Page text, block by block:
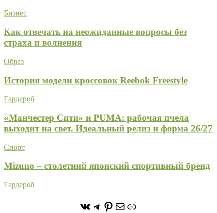
Бизнес
Как отвечать на неожиданные вопросы без
страха и волнения
Образ
История модели кроссовок Reebok Freestyle
Гардероб
«Манчестер Сити» и PUMA: рабочая пчела
выходит на свет. Идеальный релиз и форма 26/27
Спорт
Mizuno – столетний японский спортивный бренд
Гардероб
https://vk.com/
https://t.me/stoneforest
https://
ПочтаСсылка